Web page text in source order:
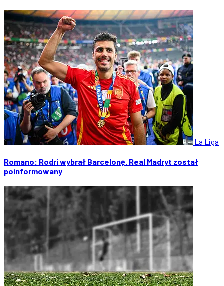
La Liga
Romano: Rodri wybrał Barcelonę. Real Madryt został
poinformowany